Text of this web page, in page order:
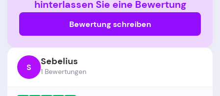
hinterlassen Sie eine Bewertung
Bewertung schreiben
S Sebelius
1 Bewertungen